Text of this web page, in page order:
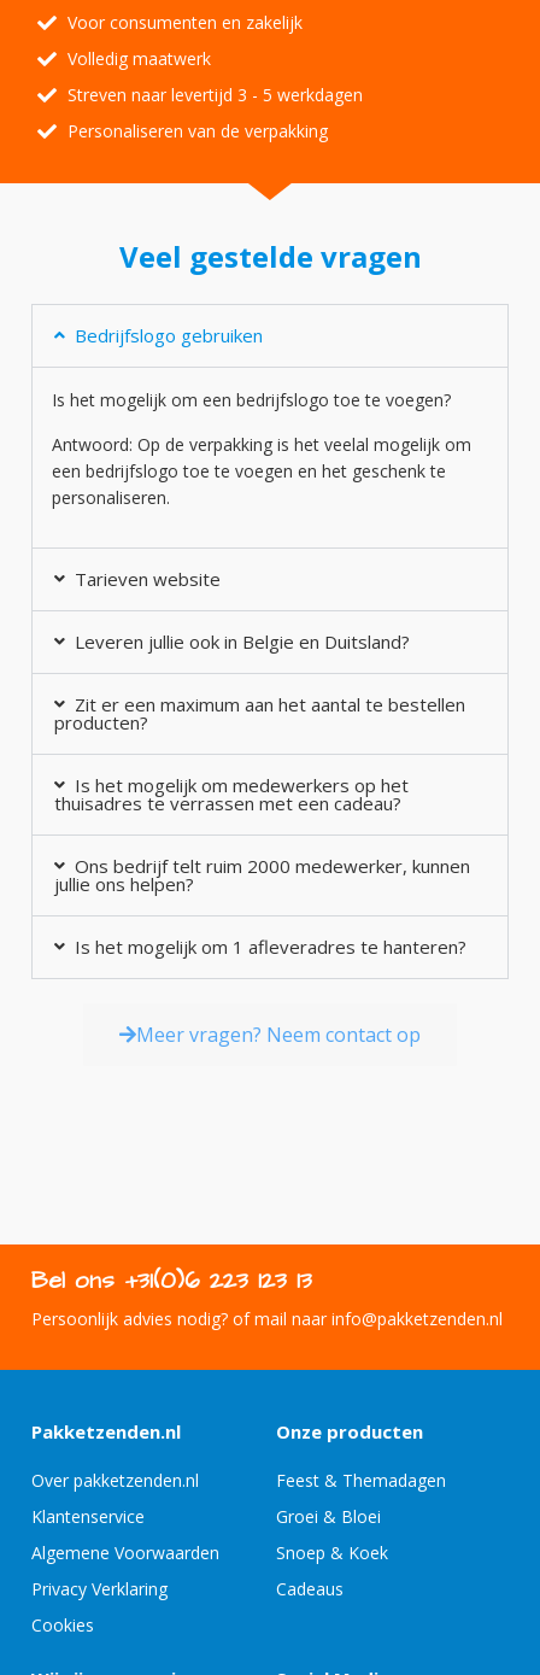
Voor consumenten en zakelijk
Volledig maatwerk
Streven naar levertijd 3 - 5 werkdagen
Personaliseren van de verpakking
Veel gestelde vragen
Bedrijfslogo gebruiken
Is het mogelijk om een bedrijfslogo toe te voegen?
Antwoord: Op de verpakking is het veelal mogelijk om
een bedrijfslogo toe te voegen en het geschenk te
personaliseren.
Tarieven website
Leveren jullie ook in Belgie en Duitsland?
Zit er een maximum aan het aantal te bestellen
producten?
Is het mogelijk om medewerkers op het
thuisadres te verrassen met een cadeau?
Ons bedrijf telt ruim 2000 medewerker, kunnen
jullie ons helpen?
Is het mogelijk om 1 afleveradres te hanteren?
Meer vragen? Neem contact op
Bel ons +31(0)6 223 123 13
Persoonlijk advies nodig? of mail naar info@pakketzenden.nl
Pakketzenden.nl
Over pakketzenden.nl
Klantenservice
Algemene Voorwaarden
Privacy Verklaring
Cookies
Onze producten
Feest & Themadagen
Groei & Bloei
Snoep & Koek
Cadeaus